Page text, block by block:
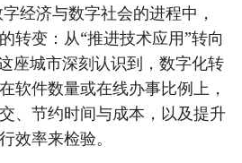
经济与数字社会的进程中，
转变：从“推进技术应用”转向
座城市深刻认识到，数字化转
软件数量或在线办事比例上，
、节约时间与成本，以及提升
效率来检验。